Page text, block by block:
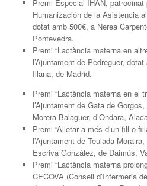
Premi Especial IHAN,
Humanización de la Asistencia
dotat amb 500€, a Nerea
Pontevedra.
Premi “Lactància materna en
l’Ajuntament de Pedreguer,
Illana, de Madrid.
Premi “Lactància materna en el
l’Ajuntament de Gata de
Morera Balaguer, d’Ondara,
Premi “Alletar a més d’un fill o
l’Ajuntament de Teulada-
Escriva González, de Daimús,
Premi “Lactància materna
CECOVA (Consell d’Infermeria